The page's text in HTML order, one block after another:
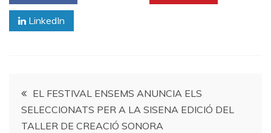
LinkedIn
Navegación
de
EL FESTIVAL ENSEMS ANUNCIA ELS
SELECCIONATS PER A LA SISENA EDICIÓ DEL
TALLER DE CREACIÓ SONORA